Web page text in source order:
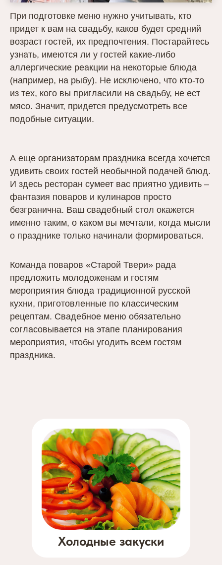
При подготовке меню нужно учитывать, кто
придет к вам на свадьбу, каков будет средний
возраст гостей, их предпочтения. Постарайтесь
узнать, имеются ли у гостей какие-либо
аллергические реакции на некоторые блюда
(например, на рыбу). Не исключено, что кто-то
из тех, кого вы пригласили на свадьбу, не ест
мясо. Значит, придется предусмотреть все
подобные ситуации.
А еще организаторам праздника всегда хочется
удивить своих гостей необычной подачей блюд.
И здесь ресторан сумеет вас приятно удивить –
фантазия поваров и кулинаров просто
безгранична. Ваш свадебный стол окажется
именно таким, о каком вы мечтали, когда мысли
о празднике только начинали формироваться.
Команда поваров «Старой Твери» рада
предложить молодоженам и гостям
мероприятия блюда традиционной русской
кухни, приготовленные по классическим
рецептам. Свадебное меню обязательно
согласовывается на этапе планирования
мероприятия, чтобы угодить всем гостям
праздника.
Холодные закуски